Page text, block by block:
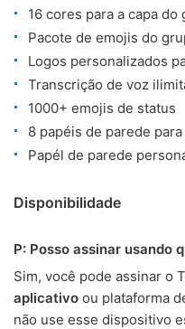
16 cores para a capa do
Pacote de emojis do
Logos personalizados
Transcrição de voz
1000+ emojis de status
8 papéis de parede
Papél de parede
Disponibilidade
P: Posso assinar usando
Sim, você pode assinar o
aplicativo ou plataforma
não use esse dispositivo